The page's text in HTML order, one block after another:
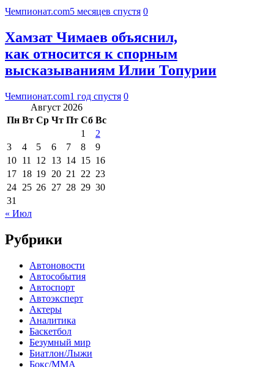
Чемпионат.com5 месяцев спустя 0
Хамзат Чимаев объяснил,
как относится к спорным
высказываниям Илии Топурии
Чемпионат.com1 год спустя 0
Август 2026
Пн Вт Ср Чт Пт Сб Вс
1
2
3
4 5 6 7 8
9
10 11 12 13 14 15 16
17 18 19 20 21 22 23
24 25 26 27 28 29 30
31
« Июл
Рубрики
Автоновости
Автособытия
Автоспорт
Автоэксперт
Актеры
Аналитика
Баскетбол
Безумный мир
Биатлон/Лыжи
Бокс/MMA